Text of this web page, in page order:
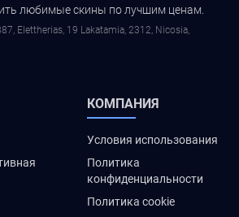
любимые скины по лучшим ценам.
Elettherias, 19 Lakatamia, 2312, Nicosia,
КОМПАНИЯ
Условия использования
Политика
конфиденциальности
Политика cookie